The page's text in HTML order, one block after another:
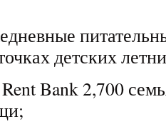
детских
Bank 2,700